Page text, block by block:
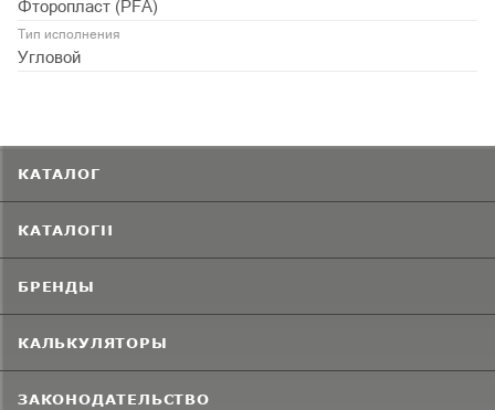
Фторопласт (PFA)
Тип исполнения
Угловой
КАТАЛОГ
КАТАЛОГИ
БРЕНДЫ
КАЛЬКУЛЯТОРЫ
ЗАКОНОДАТЕЛЬСТВО